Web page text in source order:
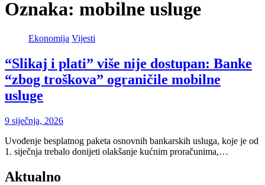
Oznaka: mobilne usluge
Ekonomija Vijesti
“Slikaj i plati” više nije dostupan: Banke
“zbog troškova” ograničile mobilne
usluge
9 siječnja, 2026
Uvođenje besplatnog paketa osnovnih bankarskih usluga, koje je od
1. siječnja trebalo donijeti olakšanje kućnim proračunima,…
Aktualno